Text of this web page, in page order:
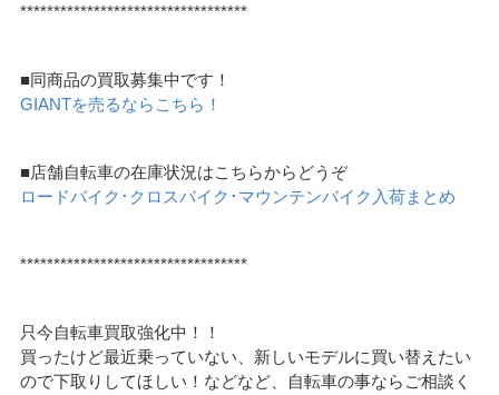
**********************************
■同商品の買取募集中です！
GIANTを売るならこちら！
■店舗自転車の在庫状況はこちらからどうぞ
ロードバイク･クロスバイク･マウンテンバイク入荷まとめ
**********************************
只今自転車買取強化中！！
買ったけど最近乗っていない、新しいモデルに買い替えたい
ので下取りしてほしい！などなど、自転車の事ならご相談く